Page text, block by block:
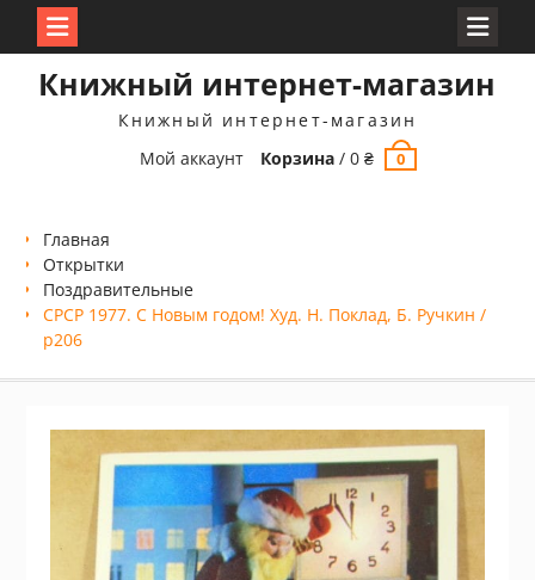
Книжный интернет-магазин
Книжный интернет-магазин
Мой аккаунт
Корзина /0₴ 0
Главная
Открытки
Поздравительные
СРСР 1977. С Новым годом! Худ. Н. Поклад, Б. Ручкин /
р206